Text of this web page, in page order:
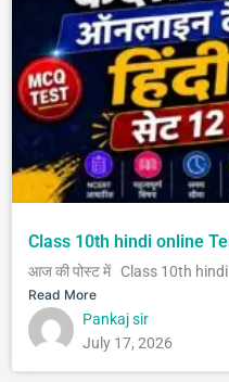
Class 10th hindi online
आज की पोस्ट में Class 10th
Read More
Pankaj sir
July 17, 2026